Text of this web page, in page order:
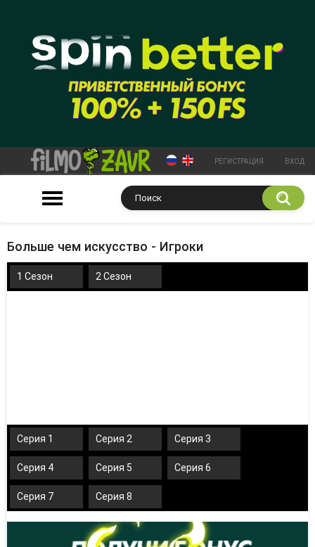
РЕГИСТРАЦИЯ ВХОД
Больше чем искусство - Игроки
1 Сезон 2 Сезон
Серия 1 Серия 2 Серия 3
Серия 4 Серия 5 Серия 6
Серия 7 Серия 8